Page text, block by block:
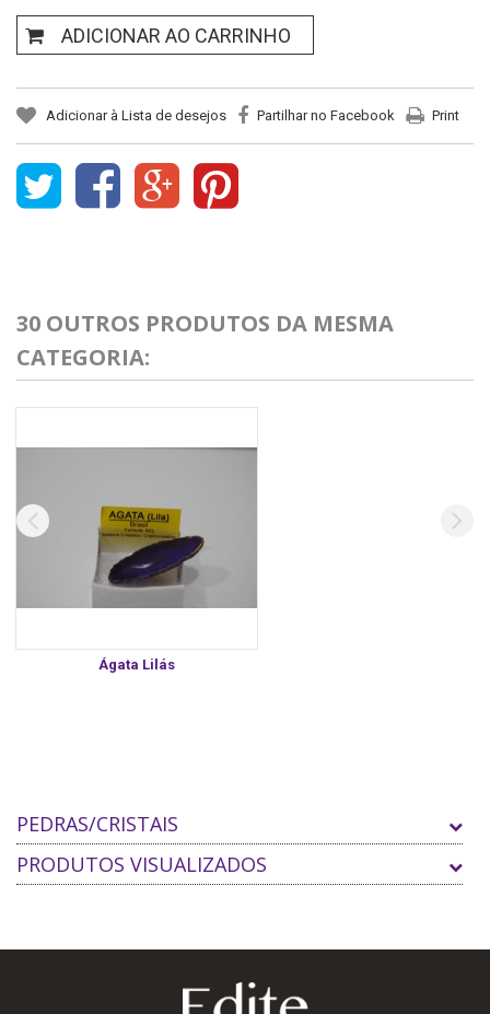
PEDRAS/CRISTAIS
PRODUTOS VISUALIZADOS
ADICIONAR AO CARRINHO
Adicionar à Lista de desejos Partilhar no Facebook Print
30 OUTROS PRODUTOS DA MESMA
CATEGORIA:
Ágata Lilás